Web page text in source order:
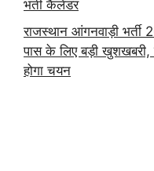
भर्ती कैलेंडर
राजस्थान आंगनवाड़ी भर्ती
पास के लिए बड़ी
होगा चयन